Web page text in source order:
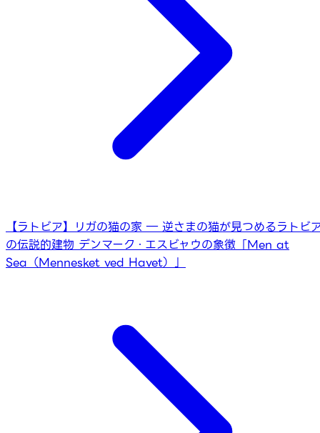
【ラトビア】リガの猫の家 ― 逆さまの猫が見つめるラトビ
の伝説的建物 デンマーク・エスビャウの象徴「Men at
Sea（Mennesket ved Havet）」